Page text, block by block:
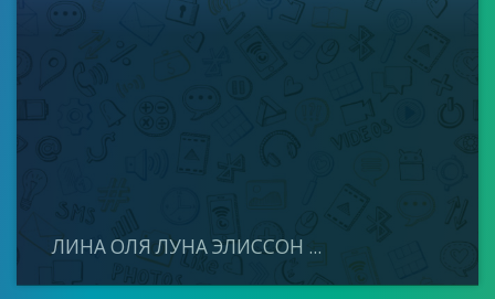
ЛИНА ОЛЯ ЛУНА ЭЛИССОН ...